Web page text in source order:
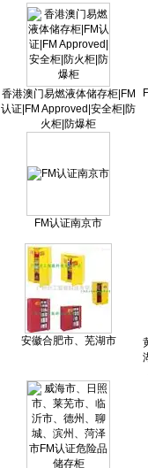
香港澳门易燃液体储存柜|FM
认证|FM Approved|安全柜|防
火柜|防爆柜
FM认证南京市
安徽合肥市、芜湖市